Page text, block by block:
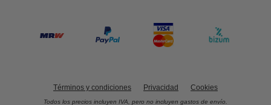
Términos y condiciones Privacidad Cookies
Todos los precios incluyen IVA, pero no incluyen gastos de envío.